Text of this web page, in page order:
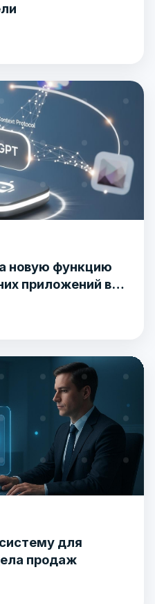
новую функцию
приложений в
для
продаж